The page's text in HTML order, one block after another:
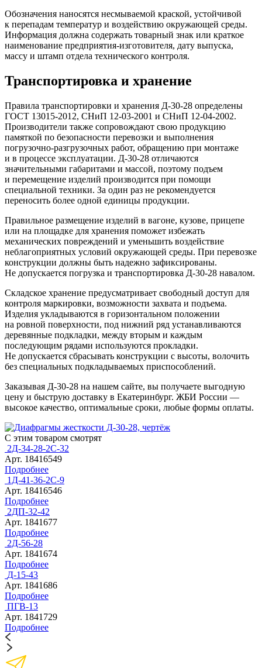
Обозначения наносятся несмываемой краской, устойчивой
к перепадам температур и воздействию окружающей среды.
Информация должна содержать товарный знак или краткое
наименование предприятия-изготовителя, дату выпуска,
массу и штамп отдела технического контроля.
Транспортировка и хранение
Правила транспортировки и хранения Д-30-28 определены
ГОСТ 13015-2012, СНиП 12-03-2001 и СНиП 12-04-2002.
Производители также сопровождают свою продукцию
памяткой по безопасности перевозки и выполнения
погрузочно-разгрузочных работ, обращению при монтаже
и в процессе эксплуатации. Д-30-28 отличаются
значительными габаритами и массой, поэтому подъем
и перемещение изделий производится при помощи
специальной техники. За один раз не рекомендуется
переносить более одной единицы продукции.
Правильное размещение изделий в вагоне, кузове, прицепе
или на площадке для хранения поможет избежать
механических повреждений и уменьшить воздействие
неблагоприятных условий окружающей среды. При перевозке
конструкции должны быть надежно зафиксированы.
Не допускается погрузка и транспортировка Д-30-28 навалом.
Складское хранение предусматривает свободный доступ для
контроля маркировки, возможности захвата и подъема.
Изделия укладываются в горизонтальном положении
на ровной поверхности, под нижний ряд устанавливаются
деревянные подкладки, между вторым и каждым
последующим рядами используются прокладки.
Не допускается сбрасывать конструкции с высоты, волочить
без специальных подкладываемых приспособлений.
Заказывая Д-30-28 на нашем сайте, вы получаете выгодную
цену и быструю доставку в Екатеринбург. ЖБИ России —
высокое качество, оптимальные сроки, любые формы оплаты.
С этим товаром смотрят
2Д-34-28-2С-32
Арт. 18416549
Подробнее
1Д-41-36-2С-9
Арт. 18416546
Подробнее
2ДП-32-42
Арт. 1841677
Подробнее
2Д-56-28
Арт. 1841674
Подробнее
Д-15-43
Арт. 1841686
Подробнее
ПГВ-13
Арт. 1841729
Подробнее